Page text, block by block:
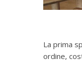
La prima
ordine,